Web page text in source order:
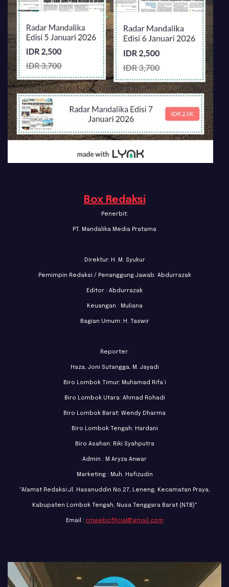
Box Redaksi
Penerbit:
PT. Mandalika Media Pratama
Direktur: H. M. Syukur
Pemimpin Redaksi / Penanggung Jawab: Abdurrazak
Editor : Abdurrazak
Keuangan : Muliana
Bagian Umum: H. Taswir
Reporter:
Haza, Joni Sutangga, M. Jayadi
Biro Lombok Timur: Muhamad Rifa’i
Biro Lombok Utara: Ahmad Rohadi
Biro Lombok Barat: Wendy Dharma
Biro Lombok Tengah: Hardani
Biro Asahan: Riki Syahputra
Admin : M Aryza Anwar
Marketing : Muh. Hafizudin
"Alamat Redaksi:Jl. Hasanuddin No.27, Leneng, Kecamatan Praya,
Kabupaten Lombok Tengah, Nusa Tenggara Barat (NTB)"
Email : rmwebofficial@gmail.com